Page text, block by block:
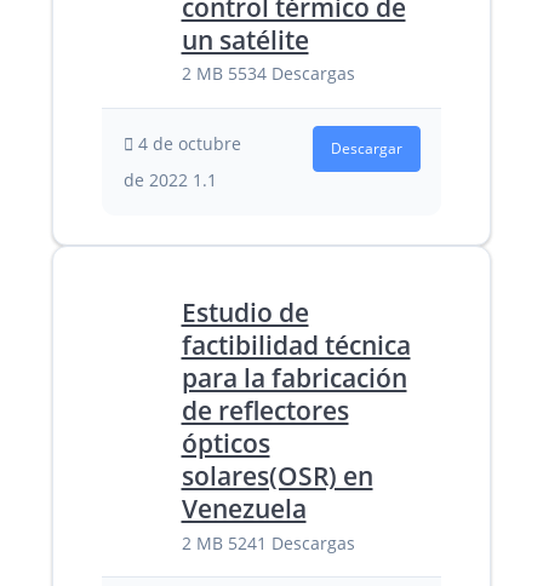
control térmico de
un satélite
2 MB 5534 Descargas
4 de octubre
de 2022 1.1
Descargar
Estudio de
factibilidad técnica
para la fabricación
de reflectores
ópticos
solares(OSR) en
Venezuela
2 MB 5241 Descargas